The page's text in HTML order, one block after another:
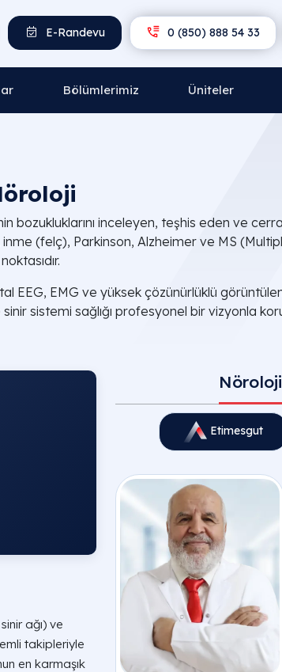
0 (850) 888 54 33
E-Randevu
Bölümlerimiz Üniteler
bozukluklarını inceleyen, teşhis eden ve
inme (felç), Parkinson, Alzheimer ve MS
noktasıdır.
EEG, EMG ve yüksek çözünürlüklü
sistemi sağlığı profesyonel bir vizyonla
ağı) ve
takipleriyle
en karmaşık
Etimesgut
Etimesgut